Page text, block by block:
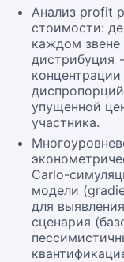
Анализ profit
стоимости:
каждом
дистрибуция
упущенной
участника.
Carlo-
модели
для
сценария